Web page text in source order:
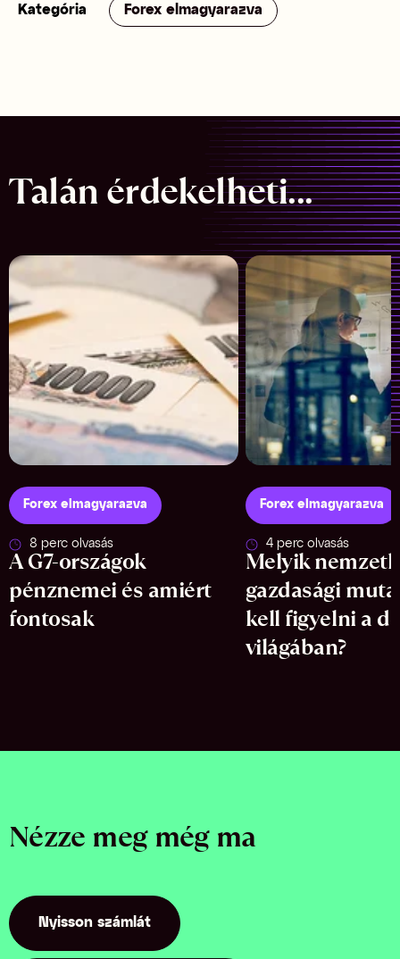
Kategória Forex elmagyarazva
Talán érdekelheti...
Forex elmagyarazva
8 perc olvasás
A G7-országok
pénznemei és amiért
fontosak
Forex elmagyarazva
4 perc olvasás
Melyik
gazdasági
kell figyelni a
világában?
Nézze meg még ma
Nyisson számlát